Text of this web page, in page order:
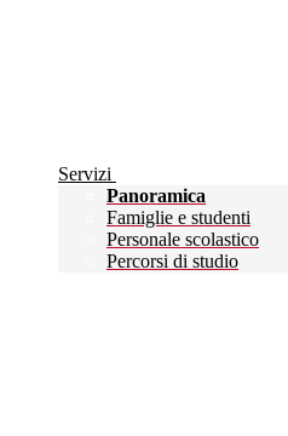
Servizi
Panoramica
Famiglie e studenti
Personale scolastico
Percorsi di studio